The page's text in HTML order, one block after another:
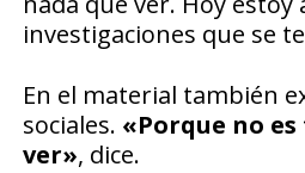
investigaciones que se
En el material también
sociales. «Porque no
ver», dice.